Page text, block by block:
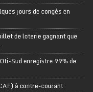
jours de congés en
de loterie gagnant que
Sud enregistre 99% de
à contre-courant